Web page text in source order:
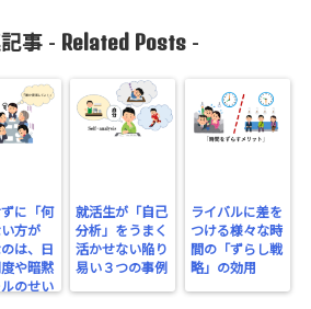
事 - Related Posts-
に「何
方が
は、日
や暗黙
のせい
就活生が「自己
分析」をうまく
活かせない陥り
易い３つの事例
ライバルに差を
つける様々な時
間の「ずらし戦
略」の効用